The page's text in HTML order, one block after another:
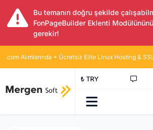
Bu temanın doğru şekilde
FonPageBuilder Eklenti
gerekir!
.com Alımlarında + Ücretsiz Elite Linux Hosting &
₺ TRY